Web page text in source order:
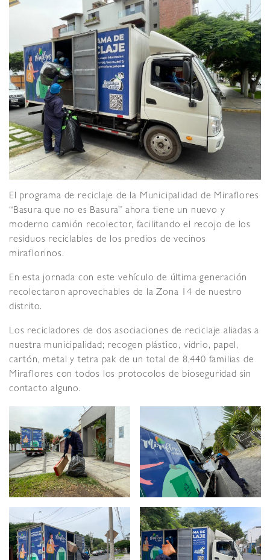
El programa de reciclaje de la Municipalidad de Miraflores
“Basura que no es Basura” ahora tiene un nuevo y
moderno camión recolector, facilitando el recojo de los
residuos reciclables de los predios de vecinos
miraflorinos.
En esta jornada con este vehículo de última generación
recolectaron aprovechables de la Zona 14 de nuestro
distrito.
Los recicladores de dos asociaciones de reciclaje aliadas a
nuestra municipalidad; recogen plástico, vidrio, papel,
cartón, metal y tetra pak de un total de 8,440 familias de
Miraflores con todos los protocolos de bioseguridad sin
contacto alguno.